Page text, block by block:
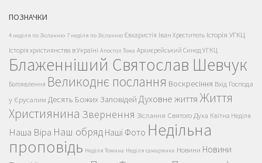
ПОЗНАЧКИ
4 неділя по Зісланню 7 неділя по Зісланню Євхаристія Іван Хреститель Історія УГКЦ
Історія християнства в Україні Апостол Тома Архиєрейський Синод УГКЦ
Блаженніший Святослав Шевчук
Богоявлення Великоднє послання Воскресіння Вхід Господа
у Єрусалим Десять Божих Заповідей Духовне життяЖиття
Християнина Звернення Зіслання Святого Духа Квітна Неділя
Наша Віра Наш обряд Наші Фото Недільна
проповідь Неділя Томина Неділя самарянки Новини Новини